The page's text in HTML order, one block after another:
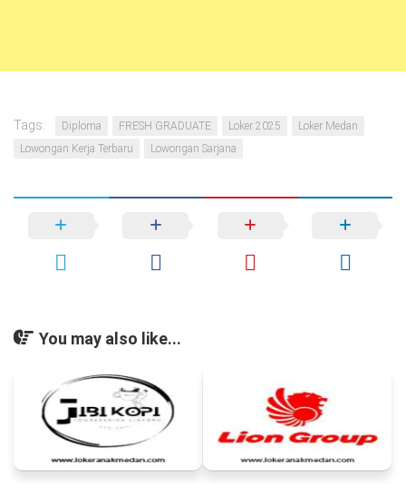
Tags: Diploma FRESH GRADUATE Loker 2025
Loker Medan
Lowongan Kerja Terbaru
Lowongan Sarjana
You may also like...